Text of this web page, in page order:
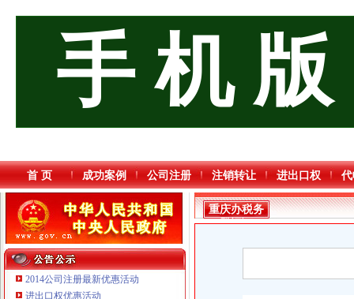
手 机 版
首 页 成功案例 公司注册 注销转让 进出口权
2014公司注册最新优惠活动
进出口权优惠活动
重庆办税务
登记证